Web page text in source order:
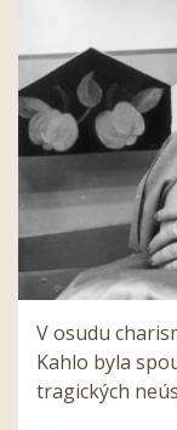
V osudu
Kahlo byla
tragických